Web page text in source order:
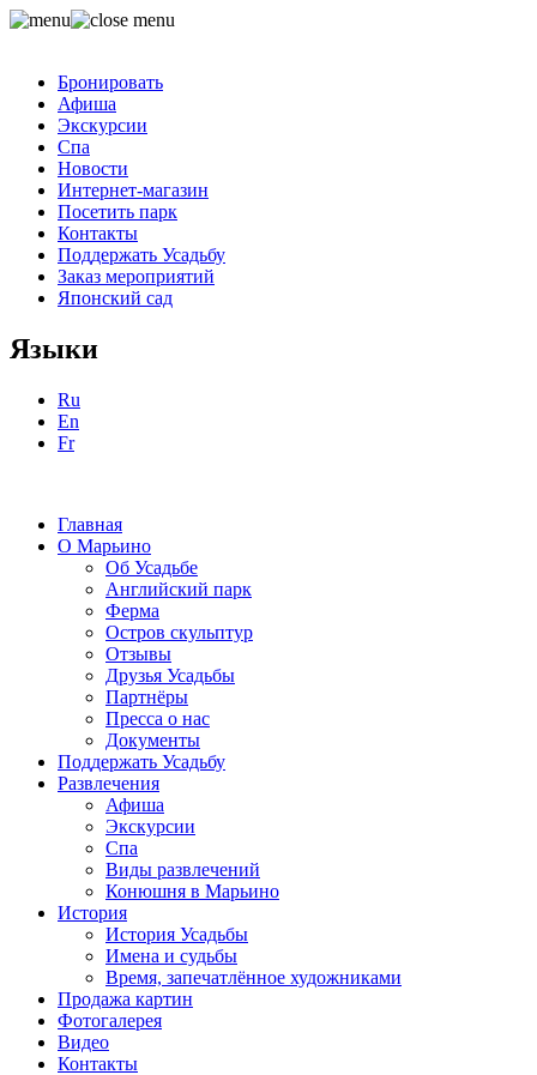
Бронировать
Афиша
Экскурсии
Спа
Новости
Интернет-магазин
Посетить парк
Контакты
Поддержать Усадьбу
Заказ мероприятий
Японский сад
Языки
Ru
En
Fr
Главная
О Марьино
Об Усадьбе
Английский парк
Ферма
Остров скульптур
Отзывы
Друзья Усадьбы
Партнёры
Пресса о нас
Документы
Поддержать Усадьбу
Развлечения
Афиша
Экскурсии
Спа
Виды развлечений
Конюшня в Марьино
История
История Усадьбы
Имена и судьбы
Время, запечатлённое художниками
Продажа картин
Фотогалерея
Видео
Контакты